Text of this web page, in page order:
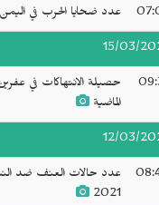
عدد ضحايا الحرب في
15/03/
حصيلة الانتهاكات في
الماضية
12/03/
عدد حالات العنف ضد
2021